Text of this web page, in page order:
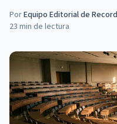
PorEquipo Editorial de
23 min de lectura